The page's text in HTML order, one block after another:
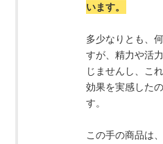
います。
多少なりとも、
すが、精力や活
じませんし、こ
効果を実感した
す。
この手の商品は